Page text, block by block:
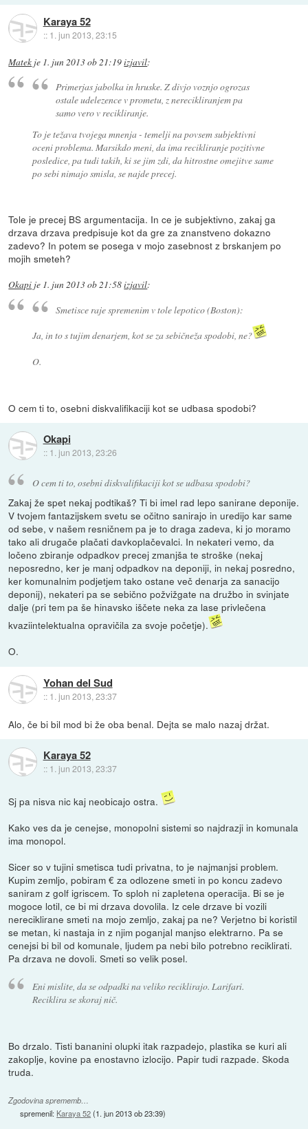
Karaya 52
:: 1. jun 2013, 23:15
Matek je 1. jun 2013 ob 21:19izjavil:
Primerjas jabolka in hruske. Z divjo voznjo ogrozas
ostale udelezence v prometu, z nerecikliranjem pa
samo vero v recikliranje.
To je težava tvojega mnenja - temelji na povsem subjektivni
oceni problema. Marsikdo meni, da ima recikliranje pozitivne
posledice, pa tudi takih, ki se jim zdi, da hitrostne omejitve same
po sebi nimajo smisla, se najde precej.
Tole je precej BS argumentacija. In ce je subjektivno, zakaj ga
drzava drzava predpisuje kot da gre za znanstveno dokazno
zadevo? In potem se posega v mojo zasebnost z brskanjem po
mojih smeteh?
Okapi je 1. jun 2013 ob 21:58izjavil:
Smetisce raje spremenim v tole lepotico (Boston):
Ja, in to s tujim denarjem, kot se za sebičneža spodobi, ne?
O.
O cem ti to, osebni diskvalifikaciji kot se udbasa spodobi?
Okapi
:: 1. jun 2013, 23:26
O cem ti to, osebni diskvalifikaciji kot se udbasa spodobi?
Zakaj že spet nekaj podtikaš? Ti bi imel rad lepo sanirane deponije.
V tvojem fantazijskem svetu se očitno sanirajo in uredijo kar same
od sebe, v našem resničnem pa je to draga zadeva, ki jo moramo
tako ali drugače plačati davkoplačevalci. In nekateri vemo, da
ločeno zbiranje odpadkov precej zmanjša te stroške (nekaj
neposredno, ker je manj odpadkov na deponiji, in nekaj posredno,
ker komunalnim podjetjem tako ostane več denarja za sanacijo
deponij), nekateri pa se sebično požvižgate na družbo in svinjate
dalje (pri tem pa še hinavsko iščete neka za lase privlečena
kvaziintelektualna opravičila za svoje početje).
O.
Yohan del Sud
:: 1. jun 2013, 23:37
Alo, če bi bil mod bi že oba benal. Dejta se malo nazaj držat.
Karaya 52
:: 1. jun 2013, 23:37
Sj pa nisva nic kaj neobicajo ostra.
Kako ves da je cenejse, monopolni sistemi so najdrazji in komunala
ima monopol.
Sicer so v tujini smetisca tudi privatna, to je najmanjsi problem.
Kupim zemljo, pobiram € za odlozene smeti in po koncu zadevo
saniram z golf igriscem. To sploh ni zapletena operacija. Bi se je
mogoce lotil, ce bi mi drzava dovolila. Iz cele drzave bi vozili
nereciklirane smeti na mojo zemljo, zakaj pa ne? Verjetno bi koristil
se metan, ki nastaja in z njim poganjal manjso elektrarno. Pa se
cenejsi bi bil od komunale, ljudem pa nebi bilo potrebno reciklirati.
Pa drzava ne dovoli. Smeti so velik posel.
Eni mislite, da se odpadki na veliko reciklirajo. Larifari.
Reciklira se skoraj nič.
Bo drzalo. Tisti bananini olupki itak razpadejo, plastika se kuri ali
zakoplje, kovine pa enostavno izlocijo. Papir tudi razpade. Skoda
truda.
Zgodovina sprememb…
spremenil: Karaya 52(1. jun 2013 ob 23:39)